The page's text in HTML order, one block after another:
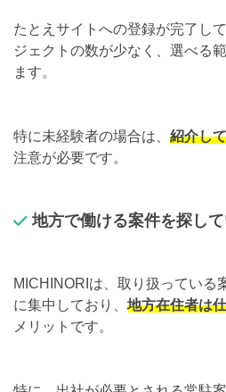
たとえサイトへの登録が完了し
ジェクトの数が少なく、選べる
ます。
特に未経験者の場合は、 紹介し
注意が必要です。
地方で働ける案件を探して
MICHINORIは、取り扱っている
に集中しており、 地方在住者は
メリットです。